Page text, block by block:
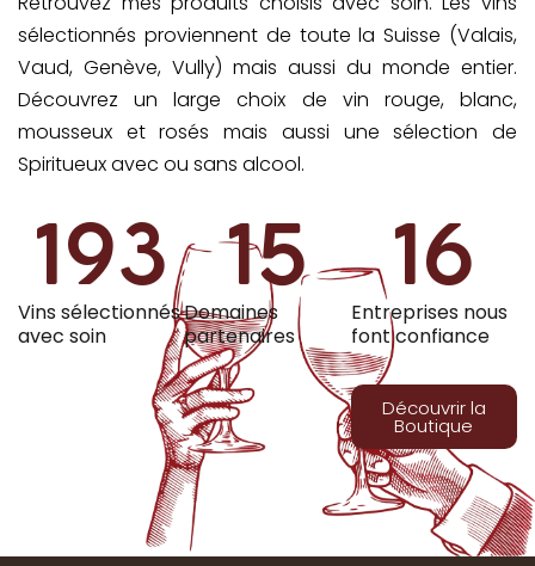
Gérer le consentement
sélectionnés proviennent de toute la Suisse (Valais,
Vaud, Genève, Vully) mais aussi du monde entier.
Découvrez un large choix de vin rouge, blanc,
mousseux et rosés mais aussi une sélection de
Spiritueux avec ou sans alcool.
Vins sélectionnés
avec soin
193
Domaines
partenaires
15
Entreprises nous
font confiance
16
Découvrir la
Boutique